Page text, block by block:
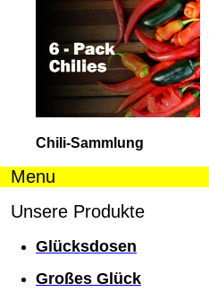
Chili-Sammlung
Menu
Unsere Produkte
Glücksdosen
Großes Glück